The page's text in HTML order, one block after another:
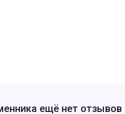
ещё нет отзывов